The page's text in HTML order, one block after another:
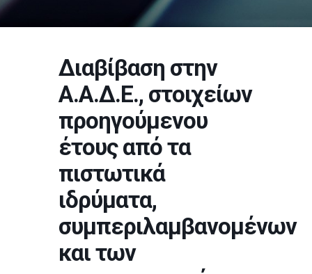
Διαβίβαση στην
Α.Α.Δ.Ε., στοιχείων
προηγούμενου
έτους από τα
πιστωτικά
ιδρύματα,
συμπεριλαμβανομένων
και των